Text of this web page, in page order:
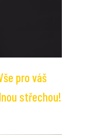
pro váš
střechou!